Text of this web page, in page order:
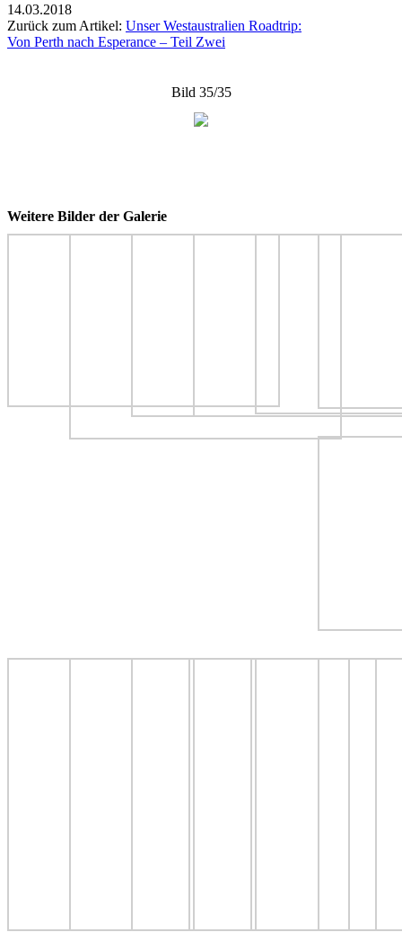
14.03.2018
Zurück zum Artikel: Unser Westaustralien Roadtrip:
Von Perth nach Esperance – Teil Zwei
Bild 35/35
Weitere Bilder der Galerie